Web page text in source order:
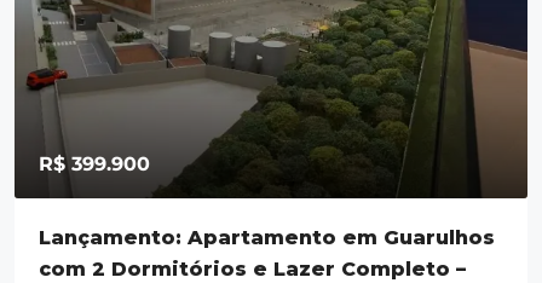
R$ 399.900
Lançamento: Apartamento em Guarulhos
com 2 Dormitórios e Lazer Completo –